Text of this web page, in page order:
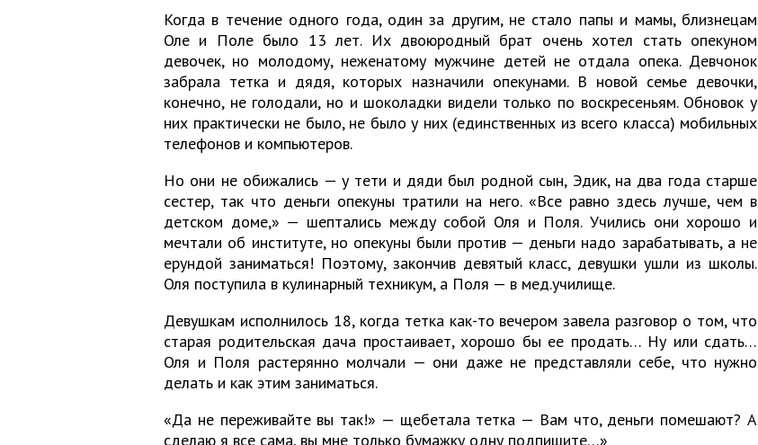
Когда в течение одного года, один за другим, не стало папы и мамы, близнецам
Оле и Поле было 13 лет. Их двоюродный брат очень хотел стать опекуном
девочек, но молодому, неженатому мужчине детей не отдала опека. Девчонок
забрала тетка и дядя, которых назначили опекунами. В новой семье девочки,
конечно, не голодали, но и шоколадки видели только по воскресеньям. Обновок у
них практически не было, не было у них (единственных из всего класса) мобильных
телефонов и компьютеров.
Но они не обижались — у тети и дяди был родной сын, Эдик, на два года старше
сестер, так что деньги опекуны тратили на него. «Все равно здесь лучше, чем в
детском доме,» — шептались между собой Оля и Поля. Учились они хорошо и
мечтали об институте, но опекуны были против — деньги надо зарабатывать, а не
ерундой заниматься! Поэтому, закончив девятый класс, девушки ушли из школы.
Оля поступила в кулинарный техникум, а Поля — в мед.училище.
Девушкам исполнилось 18, когда тетка как-то вечером завела разговор о том, что
старая родительская дача простаивает, хорошо бы ее продать… Ну или сдать…
Оля и Поля растерянно молчали — они даже не представляли себе, что нужно
делать и как этим заниматься.
«Да не переживайте вы так!» — щебетала тетка — Вам что, деньги помешают? А
сделаю я все сама, вы мне только бумажку одну подпишите…»